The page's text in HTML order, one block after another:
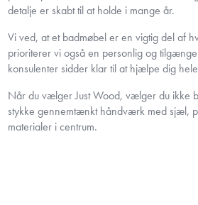
detalje er skabt til at holde i mange år.
Vi ved, at et badmøbel er en vigtig del af
prioriterer vi også en personlig og
konsulenter sidder klar til at hjælpe dig
Når du vælger Just Wood, vælger du ikke
stykke gennemtænkt håndværk med sjæl,
materialer i centrum.